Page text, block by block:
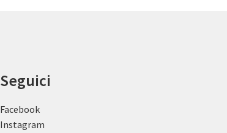
Seguici
Facebook
Instagram